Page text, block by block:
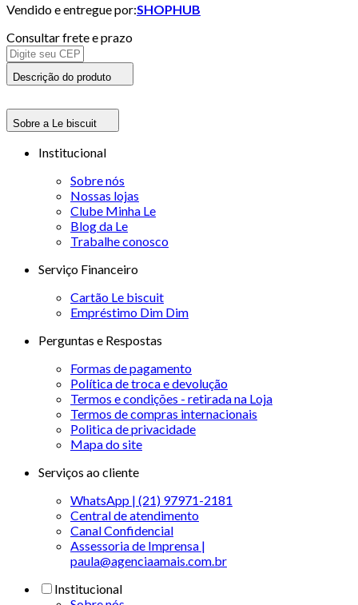
Vendido e entregue por:SHOPHUB
Consultar frete e prazo
Descrição do produto
Sobre a Le biscuit
Institucional
Sobre nós
Nossas lojas
Clube Minha Le
Blog da Le
Trabalhe conosco
Serviço Financeiro
Cartão Le biscuit
Empréstimo Dim Dim
Perguntas e Respostas
Formas de pagamento
Política de troca e devolução
Termos e condições - retirada na Loja
Termos de compras internacionais
Politica de privacidade
Mapa do site
Serviços ao cliente
WhatsApp | (21) 97971-2181
Central de atendimento
Canal Confidencial
Assessoria de Imprensa |
paula@agenciaamais.com.br
Institucional